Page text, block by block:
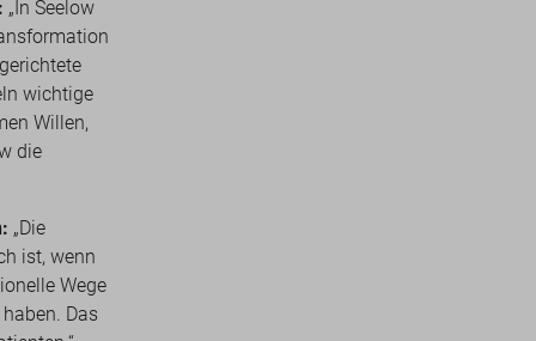
„In Seelow
wichtige
Willen,
die
„Die
ist, wenn
Wege
Das